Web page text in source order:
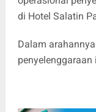
di Hotel Salatin
Dalam